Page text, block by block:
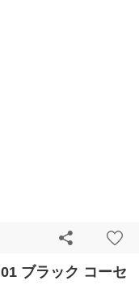
ブラック コーセ